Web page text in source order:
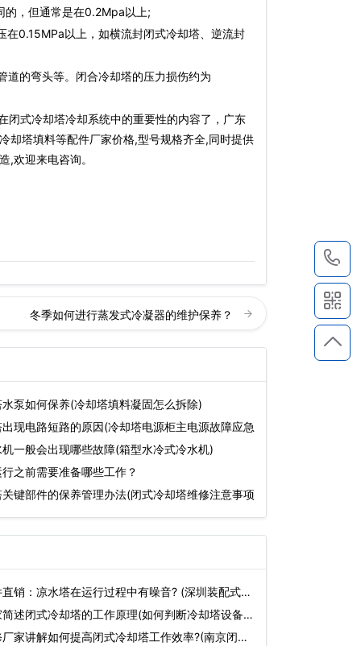
，但通常是在0.2Mpa以上;
0.15MPa以上，如横流封闭式冷却塔、逆流封
的弯头等。闭合冷却塔的压力损伤约为
闭式冷却塔冷却系统中的重要性的内容了，广东
却塔填料等配件厂家价格,型号规格齐全,同时提供
,欢迎来电咨询。
冬季如何进行蒸发式冷凝器的维护保养？
泵如何保养(冷却塔填料凝固怎么拆除)
现电路短路的原因(冷却塔电源柜主电源故障应急
一般会出现哪些故障(箱型水冷式冷水机)
之前需要准备哪些工作？
键部件的保养管理办法(闭式冷却塔维修注意事项
销：凉水塔在运行过程中有噪音? (深圳装配式冷
述闭式冷却塔的工作原理(如何判断冷却塔设备
家讲解如何提高闭式冷却塔工作效率?(南京闭